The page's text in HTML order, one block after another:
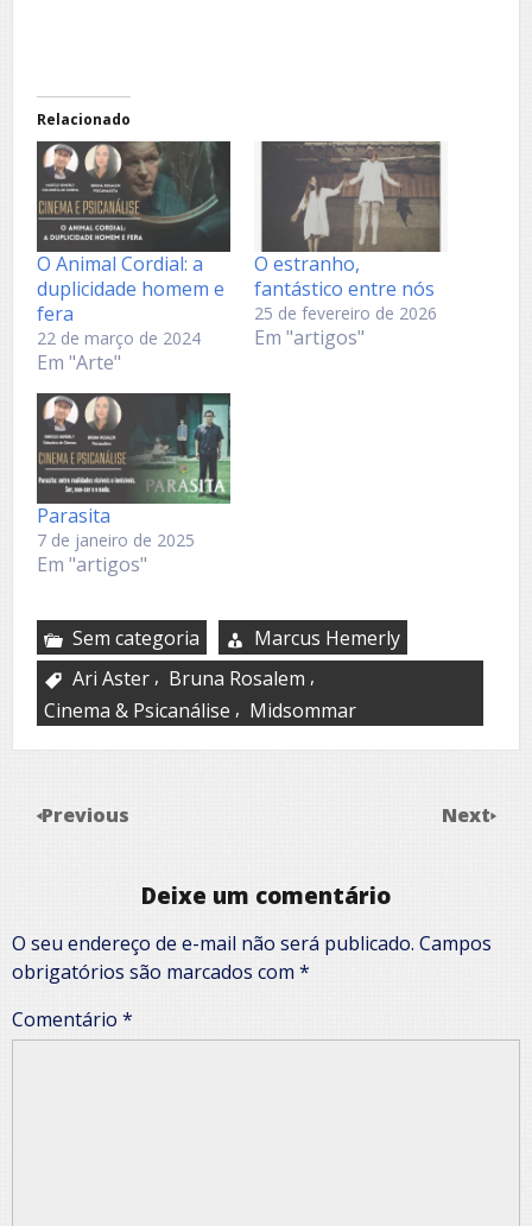
Relacionado
O Animal Cordial: a
duplicidade homem e
fera
22 de março de 2024
Em "Arte"
O estranho,
fantástico entre nós
25 de fevereiro de 2026
Em "artigos"
Parasita
7 de janeiro de 2025
Em "artigos"
Sem categoria
Marcus Hemerly
Ari Aster , Bruna Rosalem ,
Cinema & Psicanálise , Midsommar
Previous Next
Deixe um comentário
O seu endereço de e-mail não será publicado. Campos
obrigatórios são marcados com *
Comentário *